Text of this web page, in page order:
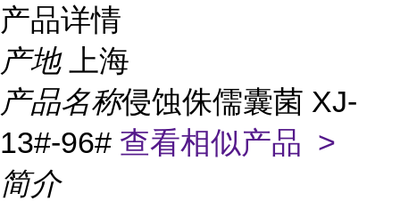
产品详情
产地
上海
产品名称侵蚀侏儒囊菌 XJ-
13#-96# 查看相似产品 >
简介